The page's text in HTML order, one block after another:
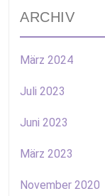
ARCHIV
März 2024
Juli 2023
Juni 2023
März 2023
November 2020